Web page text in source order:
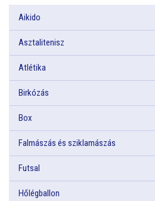
Aikido
Asztalitenisz
Atlétika
Birkózás
Box
Falmászás és sziklamászás
Futsal
Hőlégballon